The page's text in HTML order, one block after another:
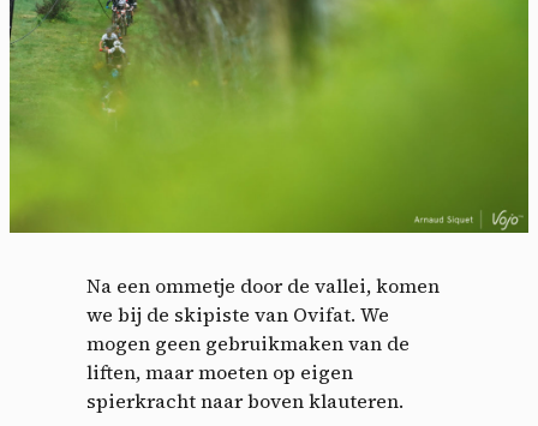
Na een ommetje door de vallei, komen
we bij de skipiste van Ovifat. We
mogen geen gebruikmaken van de
liften, maar moeten op eigen
spierkracht naar boven klauteren.
Cookies management
By allowing these third party services, you accept their
cookies and the use of tracking technologies necessary for
their proper functioning.
Privacy policy